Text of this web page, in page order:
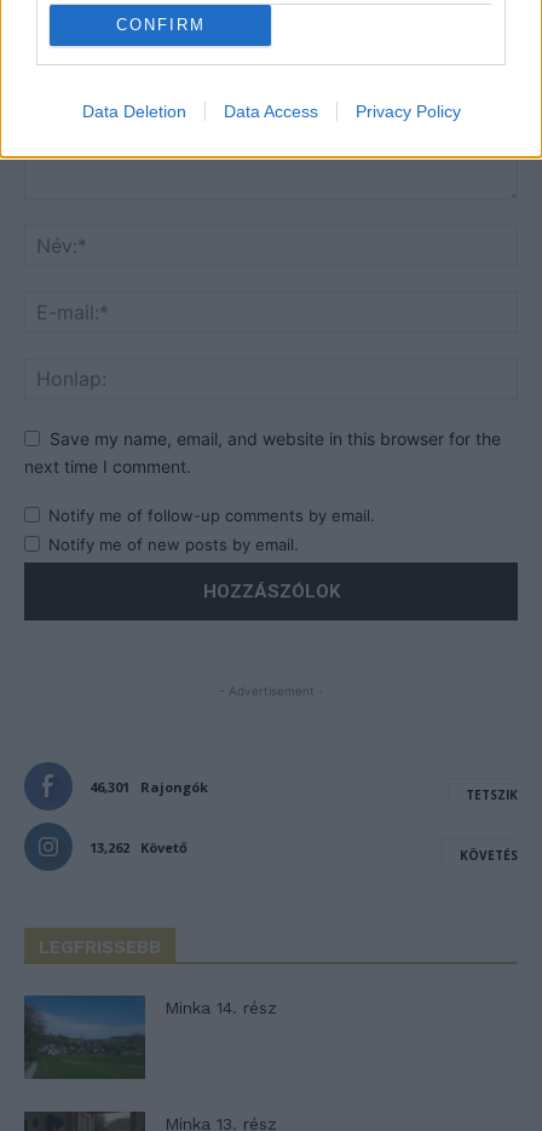
CONFIRM
Data Deletion Data Access Privacy Policy
Save my name, email, and website in this browser for the
next time I comment.
Notify me of follow-up comments by email.
Notify me of new posts by email.
- Advertisement -
46,301 Rajongók TETSZIK
13,262 Követő KÖVETÉS
LEGFRISSEBB
Minka 14. rész
Minka 13. rész